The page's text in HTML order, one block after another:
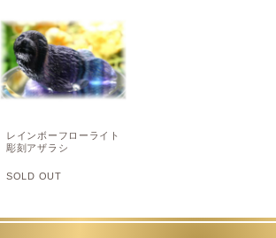
レインボーフローライト
彫刻アザラシ
SOLD OUT